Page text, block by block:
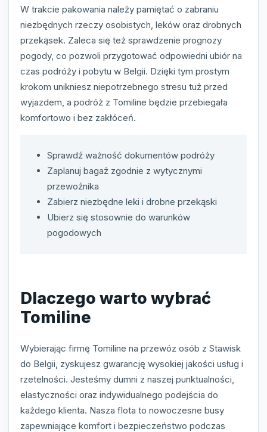
W trakcie pakowania należy pamiętać o zabraniu
niezbędnych rzeczy osobistych, leków oraz drobnych
przekąsek. Zaleca się też sprawdzenie prognozy
pogody, co pozwoli przygotować odpowiedni ubiór na
czas podróży i pobytu w Belgii. Dzięki tym prostym
krokom unikniesz niepotrzebnego stresu tuż przed
wyjazdem, a podróż z Tomiline będzie przebiegała
komfortowo i bez zakłóceń.
Sprawdź ważność dokumentów podróży
Zaplanuj bagaż zgodnie z wytycznymi
przewoźnika
Zabierz niezbędne leki i drobne przekąski
Ubierz się stosownie do warunków
pogodowych
Dlaczego warto wybrać
Tomiline
Wybierając firmę Tomiline na przewóz osób z Stawisk
do Belgii, zyskujesz gwarancję wysokiej jakości usług i
rzetelności. Jesteśmy dumni z naszej punktualności,
elastyczności oraz indywidualnego podejścia do
każdego klienta. Nasza flota to nowoczesne busy
zapewniające komfort i bezpieczeństwo podczas